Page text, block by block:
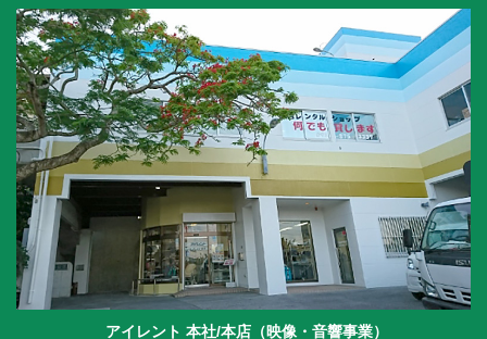
アイレント 本社/本店（映像・音響事業）